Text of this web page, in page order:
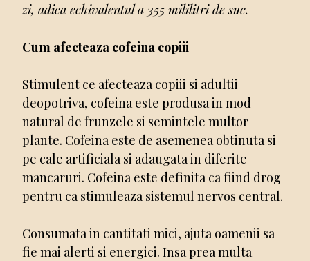
zi, adica echivalentul a 355 mililitri de suc.
Cum afecteaza cofeina copiii
Stimulent ce afecteaza copiii si adultii
deopotriva, cofeina este produsa in mod
natural de frunzele si semintele multor
plante. Cofeina este de asemenea obtinuta si
pe cale artificiala si adaugata in diferite
mancaruri. Cofeina este definita ca fiind drog
pentru ca stimuleaza sistemul nervos central.
Consumata in cantitati mici, ajuta oamenii sa
fie mai alerti si energici. Insa prea multa